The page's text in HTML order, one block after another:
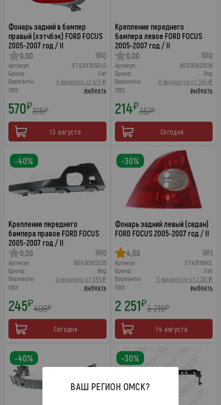
Фонарь задний в бампер
правый (хэтчбэк) FORD FOCUS
2005-2007 год / II
0,00
0
Артикул:
ST4311305RLD
Бренд:
Sat
Варианты:
4 варианта от 570 ₽
ПВЗ:
выбрать
570₽815₽
13 августа
Крепление переднего
бампера левое FORD FOCUS
2005-2007 год / II
0,00
0
Артикул:
BSG30922026
Бренд:
Bsg
Варианты:
8 вариантов от 385 ₽
ПВЗ:
выбрать
214₽357₽
Сегодня
Крепление переднего
бампера правое FORD FOCUS
2005-2007 год / II
0,00
0
Артикул:
BSG30922025
Бренд:
Bsg
Варианты:
4 варианта от 385 ₽
ПВЗ:
выбрать
245₽408₽
Сегодня
-40%
Фонарь задний левый (седан)
FORD FOCUS 2005-2007 год / II
4,00 1
Артикул:
ST4311960L
Бренд:
Sat
Варианты:
11 вариантов от 2 251 ₽
ПВЗ:
выбрать
2 251₽3 215₽
14 августа
-30%
-40% -30%
ВАШ РЕГИОН ОМСК?